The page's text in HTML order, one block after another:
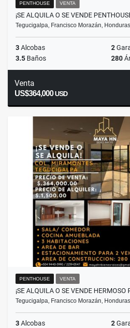
PENTHOUSE VENTA
¡SE ALQUILA O SE VENDE
Tegucigalpa, Francisco Morazán, Honduras
3Alcobas 2
3.5 Baños 280
Venta
US$364,000USD
PENTHOUSE VENTA
¡SE ALQUILA O SE VENDE HERMOSO
Tegucigalpa, Francisco Morazán, Honduras
3Alcobas 2